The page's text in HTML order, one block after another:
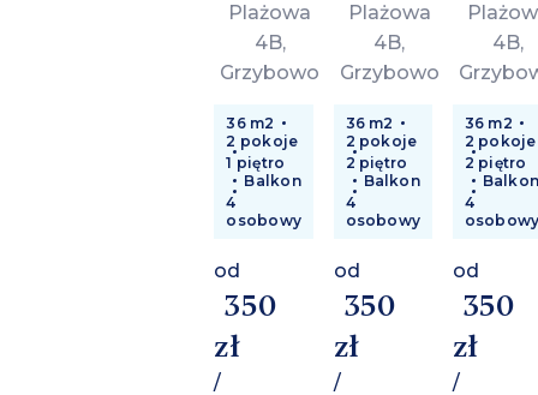
Plażowa
4B,
Grzybowo
36 m2
2 pokoje
1 piętro
Balkon
4
osobowy
od
350
zł
/
Plażowa
4B,
Grzybowo
36 m2
2 pokoje
2 piętro
Balkon
4
osobowy
od
350
zł
/
4B,
36 m2
2 pokoje
2 piętro
4
od
350
zł
/